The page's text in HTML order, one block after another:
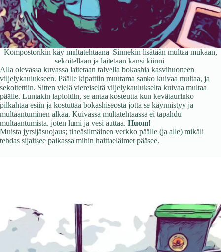
Kompostorikin käy multatehtaana. Sinnekin lisätään multaa mukaan,
sekoitellaan ja laitetaan kansi kiinni.
Alla olevassa kuvassa laitetaan talvella bokashia kasvihuoneen
viljelykaulukseen. Päälle kipattiin muutama sanko kuivaa multaa, ja
sekoitettiin. Sitten vielä viereiseltä viljelykaulukselta kuivaa multaa
päälle. Luntakin lapioitiin, se antaa kosteutta kun kevätaurinko
pilkahtaa esiin ja kostuttaa bokashiseosta jotta se käynnistyy ja
multaantuminen alkaa. Kuivassa multatehtaassa ei tapahdu
multaantumista, joten lumi ja vesi auttaa. Huom!
Muista jyrsijäsuojaus; tiheäsilmäinen verkko päälle (ja alle) mikäli
tehdas sijaitsee paikassa mihin haittaeläimet pääsee.